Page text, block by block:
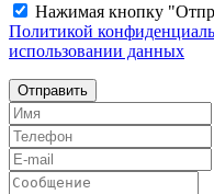
Нажимая кнопку
Политикой
использовании данных
Отправить